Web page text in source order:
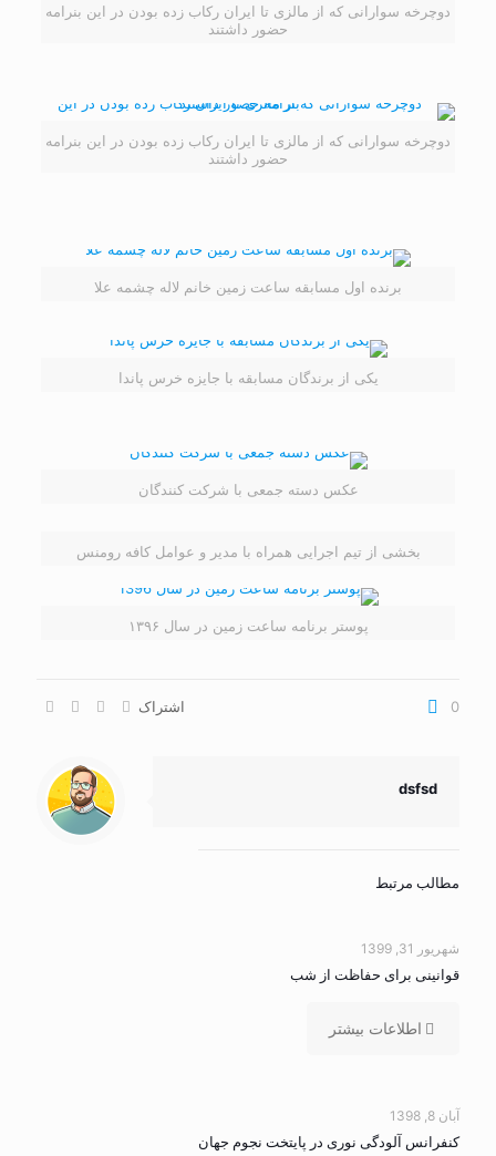
دوچرخه سوارانی که از مالزی تا ایران رکاب زده بودن در این بنرامه
حضور داشتند
دوچرخه سوارانی که از مالزی تا ایران رکاب زده بودن در این بنرامه
حضور داشتند
برنده اول مسابقه ساعت زمین خانم لاله چشمه علا
یکی از برندگان مسابقه با جایزه خرس پاندا
عکس دسته جمعی با شرکت کنندگان
بخشی از تیم اجرایی همراه با مدیر و عوامل کافه رومنس
پوستر برنامه ساعت زمین در سال ۱۳۹۶
اشتراک 0
dsfsd
مطالب مرتبط
شهریور 31, 1399
قوانینی برای حفاظت از شب
اطلاعات بیشتر
آبان 8, 1398
کنفرانس آلودگی نوری در پایتخت نجوم جهان